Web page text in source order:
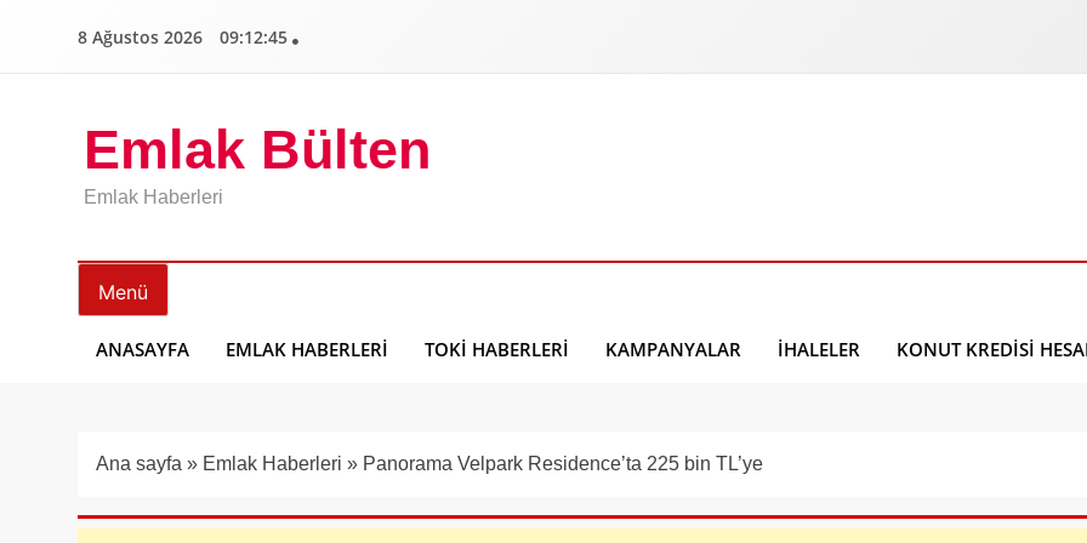
8 Ağustos 2026 09:12:46
Emlak Bülten
Emlak Haberleri
Menü
ANASAYFA EMLAK HABERLERI TOKI HABERLERI KAMPANYALAR İHALELER KONUT KREDISI
Ana sayfa » Emlak Haberleri » Panorama Velpark Residence’ta 225 bin TL’ye